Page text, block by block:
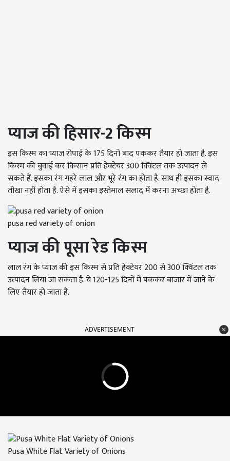
प्याज की हिसार-2किस्म
इस किस्म का प्याज रोपाई के 175 दिनों बाद पककर तैयार हो जाता है. इस
किस्म की बुवाई कर किसान प्रति हेक्टेयर 300 क्विंटल तक उत्पादन ले
सकते हैं. इसका रंग गहरे लाल और भूरे रंग का होता है. साथ ही इसका स्वाद
तीखा नहीं होता है. ऐसे में इसका इस्तेमाल सलाद में करना अच्छा होता है.
pusa red variety of onion
प्याज की पूसा रेडकिस्म
लाल रंग के प्याज की इस किस्म से प्रति हेक्टेयर 200 से 300 क्विंटल तक
उत्पादन लिया जा सकता है. ये 120-125 दिनों में पककर बाजार में जाने के
लिए तैयार हो जाता है.
ADVERTISEMENT
Pusa White Flat Variety of Onions